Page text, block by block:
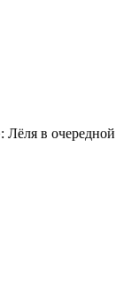
в очередной